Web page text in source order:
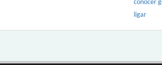
conocer
ligar